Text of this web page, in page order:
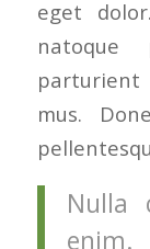
eget
mus.
Nulla